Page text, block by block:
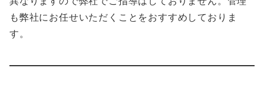
も弊社にお任せいただくことをおすすめしておりま
す。